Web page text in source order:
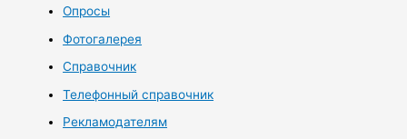
Опросы
Фотогалерея
Справочник
Телефонный справочник
Рекламодателям